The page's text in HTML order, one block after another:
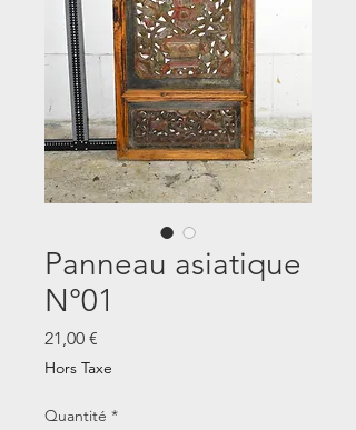
Panneau asiatique
N°01
21,00 €
Hors Taxe
Quantité *